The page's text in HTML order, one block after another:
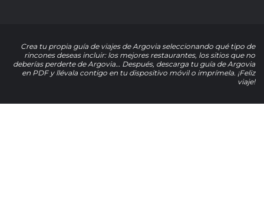
Crea tu propia guía de viajes de Argovia seleccionando qué tipo de
rincones deseas incluir: los mejores restaurantes, los sitios que no
deberías perderte de Argovia… Después, descarga tu guía de Argovia
en PDF y llévala contigo en tu dispositivo móvil o imprímela. ¡Feliz
viaje!